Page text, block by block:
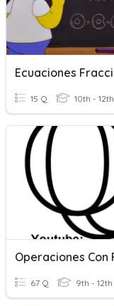
15 Q 10th - 12th
67 Q 9th - 12th